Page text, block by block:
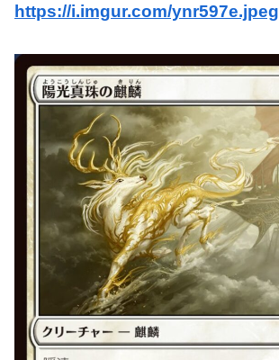
https://i.imgur.com/ynr597e.jpeg